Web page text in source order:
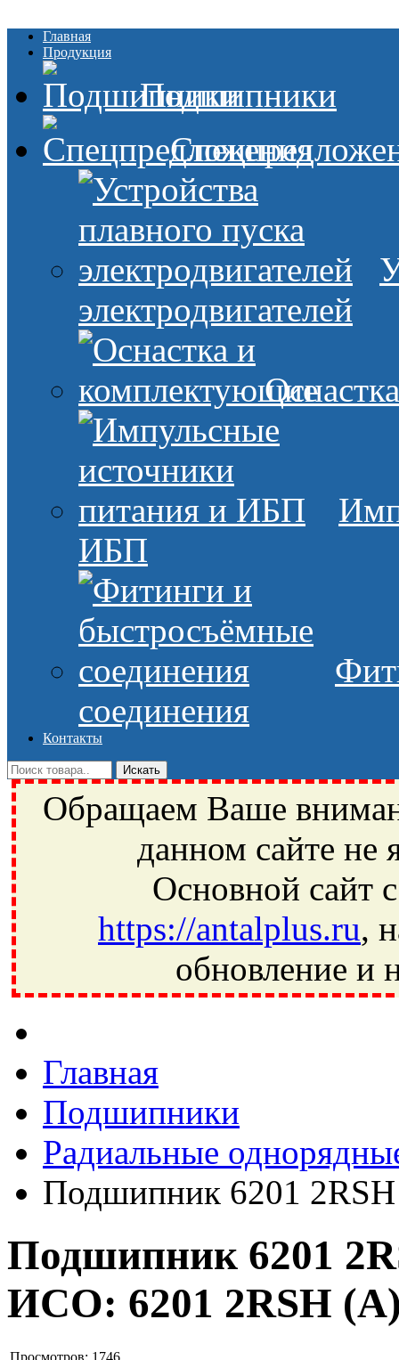
Главная
Продукция
Подшипники
электродвигателей
ИБП
соединения
Контакты
Обращаем Ваше
данном сайте не
Основной сайт
https://antalplus.ru,
обновление и
Ивантеевка, подшипники, пневматика, метизы, техника,
Главная
Подшипники
Радиальные
Подшипник 6201
Подшипник 6201
ИСО: 6201 2RSH
Просмотров: 1746